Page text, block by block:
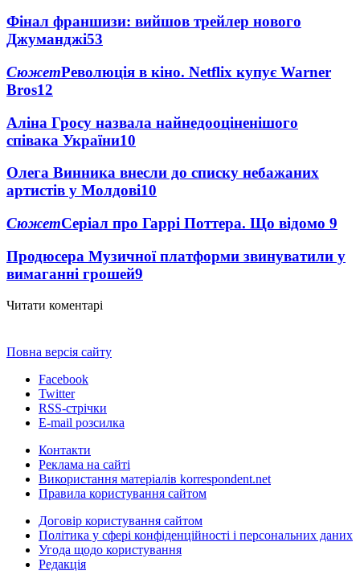
Фінал франшизи: вийшов трейлер нового
Джуманджі53
СюжетРеволюція в кіно. Netflix купує Warner
Bros12
Аліна Гросу назвала найнедооціненішого
співака України10
Олега Винника внесли до списку небажаних
артистів у Молдові10
СюжетСеріал про Гаррі Поттера. Що відомо 9
Продюсера Музичної платформи звинуватили у
вимаганні грошей9
Читати коментарі
Повна версія сайту
Facebook
Twitter
RSS-стрічки
E-mail розсилка
Контакти
Реклама на сайті
Використання матеріалів korrespondent.net
Правила користування сайтом
Договір користування сайтом
Політика у сфері конфіденційності і персональних даних
Угода щодо користування
Редакція